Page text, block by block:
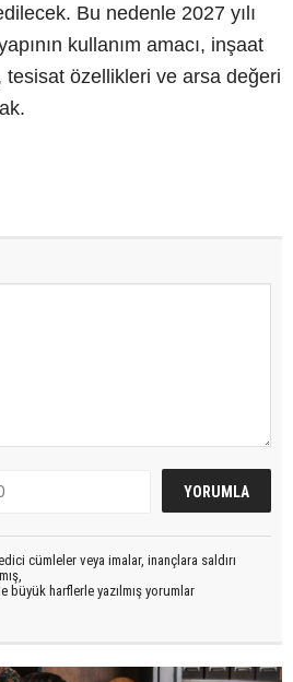
Bu nedenle 2027 yılı
kullanım amacı, inşaat
tesisat özellikleri ve arsa değeri
cümleler veya imalar, inançlara saldırı
büyük harflerle yazılmış yorumlar